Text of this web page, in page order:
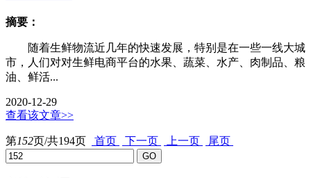
摘要：
随着生鲜物流近几年的快速发展，特别是在一些一线大城
市，人们对对生鲜电商平台的水果、蔬菜、水产、肉制品、粮
油、鲜活...
2020-12-29
查看该文章>>
第152页/共194页 首页 下一页 上一页 尾页